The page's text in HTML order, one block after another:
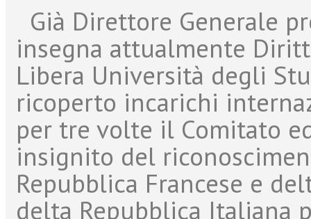
Già Direttore Generale
insegna attualmente
Libera Università degli
ricoperto incarichi
per tre volte il Comitato
insignito del
Repubblica Francese e
delta Repubblica Italiana